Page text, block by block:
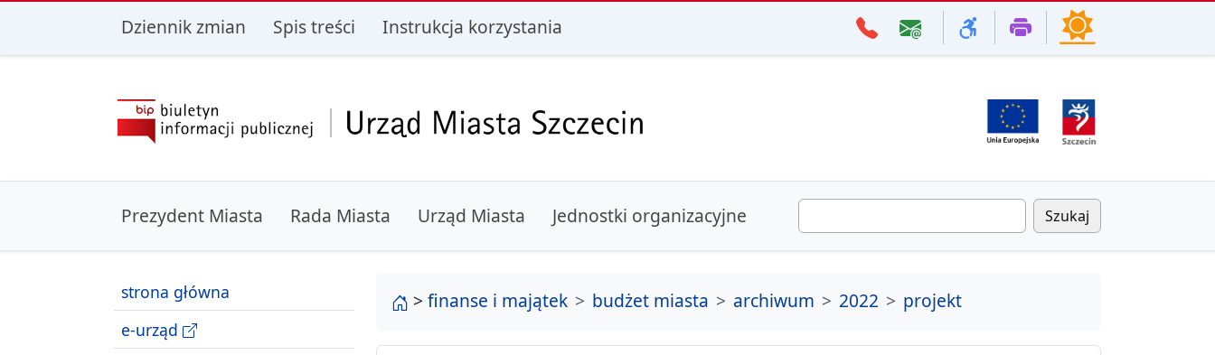
przejdź do głównego menu przejdź do treści
Dziennik zmian Spis treści Instrukcja korzystania
Prezydent Miasta Rada Miasta Urząd Miasta Jednostki organizacyjne Szukaj
strona główna
e-urząd
strona główna
> finanse i majątek budżet miasta archiwum 2022 projekt